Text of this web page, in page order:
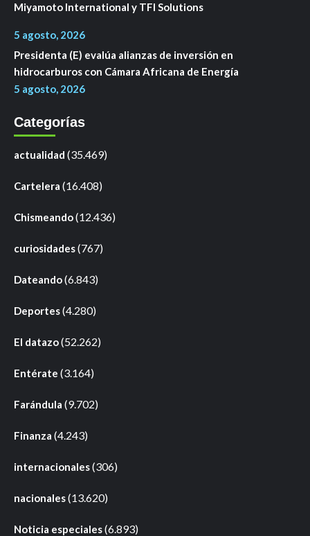
Miyamoto International y TFI Solutions
5 agosto, 2026
Presidenta (E) evalúa alianzas de inversión en
hidrocarburos con Cámara Africana de Energía
5 agosto, 2026
Categorías
actualidad (35.469)
Cartelera (16.408)
Chismeando(12.436)
curiosidades(767)
Dateando(6.843)
Deportes(4.280)
El datazo(52.262)
Entérate (3.164)
Farándula (9.702)
Finanza (4.243)
internacionales(306)
nacionales(13.620)
Noticia especiales(6.893)